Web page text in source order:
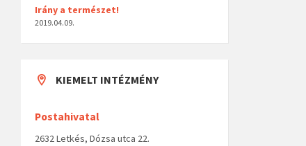
Irány a természet!
2019.04.09.
KIEMELT INTÉZMÉNY
Postahivatal
2632 Letkés, Dózsa utca 22.